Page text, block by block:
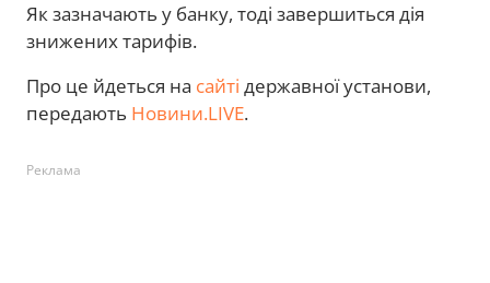
Як зазначають у банку, тоді завершиться дія
знижених тарифів.
Про це йдеться на сайті державної установи,
передають Новини.LIVE.
Реклама